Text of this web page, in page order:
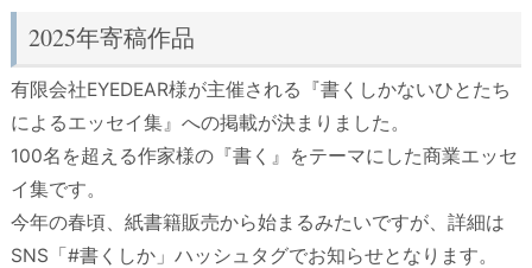
2025年寄稿作品
有限会社EYEDEAR様が主催される『書くしかないひとたち
によるエッセイ集』への掲載が決まりました。
100名を超える作家様の『書く』をテーマにした商業エッセ
イ集です。
今年の春頃、紙書籍販売から始まるみたいですが、詳細は
SNS「#書くしか」ハッシュタグでお知らせとなります。